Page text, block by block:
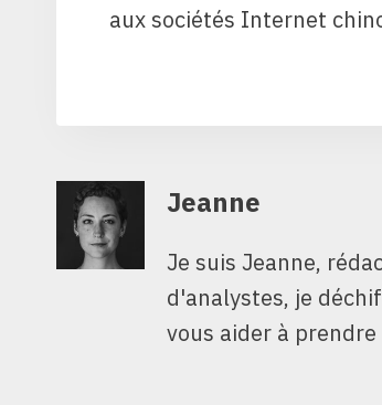
aux sociétés Internet
Jeanne
Je suis Jeanne,
d'analystes, je
vous aider à